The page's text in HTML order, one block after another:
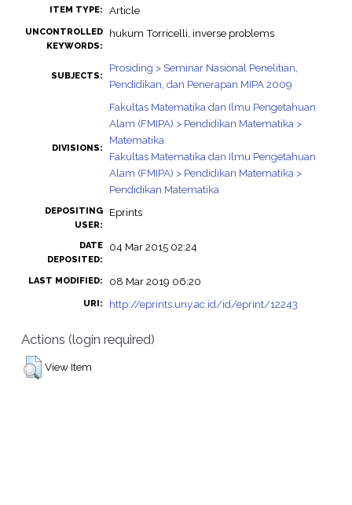
ITEM TYPE: Article
UNCONTROLLED
KEYWORDS:
hukum Torricelli, inverse problems
SUBJECTS:
Prosiding > Seminar Nasional Penelitian,
Pendidikan, dan Penerapan MIPA 2009
DIVISIONS:
Fakultas Matematika dan Ilmu Pengetahuan
Alam (FMIPA) > Pendidikan Matematika >
Matematika
Fakultas Matematika dan Ilmu Pengetahuan
Alam (FMIPA) > Pendidikan Matematika >
Pendidikan Matematika
DEPOSITING
USER:
Eprints
DATE
DEPOSITED:
04 Mar 2015 02:24
LAST MODIFIED: 08 Mar 2019 06:20
URI: http://eprints.uny.ac.id/id/eprint/12243
Actions (login required)
View Item